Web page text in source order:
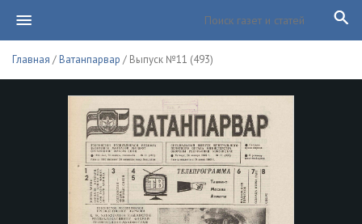
Главная /Ватанпарвар / Выпуск №11 (493)